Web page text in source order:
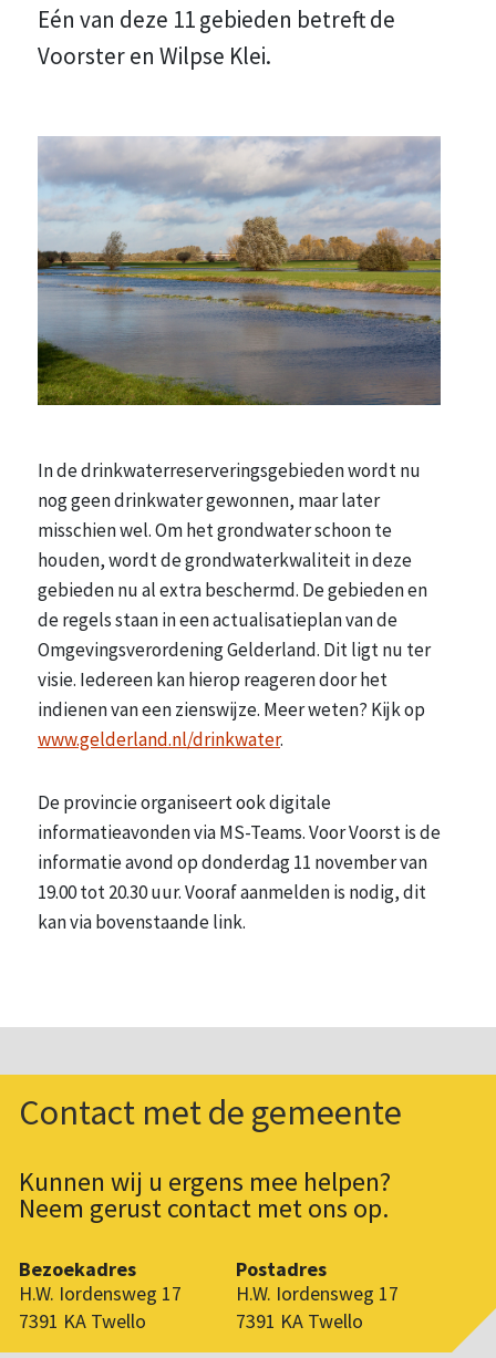
Eén van deze 11 gebieden betreft de
Voorster en Wilpse Klei.
In de drinkwaterreserveringsgebieden wordt nu
nog geen drinkwater gewonnen, maar later
misschien wel. Om het grondwater schoon te
houden, wordt de grondwaterkwaliteit in deze
gebieden nu al extra beschermd. De gebieden en
de regels staan in een actualisatieplan van de
Omgevingsverordening Gelderland. Dit ligt nu ter
visie. Iedereen kan hierop reageren door het
indienen van een zienswijze. Meer weten? Kijk op
www.gelderland.nl/drinkwater.
De provincie organiseert ook digitale
informatieavonden via MS-Teams. Voor Voorst is de
informatie avond op donderdag 11 november van
19.00 tot 20.30 uur. Vooraf aanmelden is nodig, dit
kan via bovenstaande link.
Contact met de gemeente
Kunnen wij u ergens mee helpen?
Neem gerust contact met ons op.
Bezoekadres
H.W. Iordensweg 17
7391 KA Twello
Postadres
H.W. Iordensweg 17
7391 KA Twello